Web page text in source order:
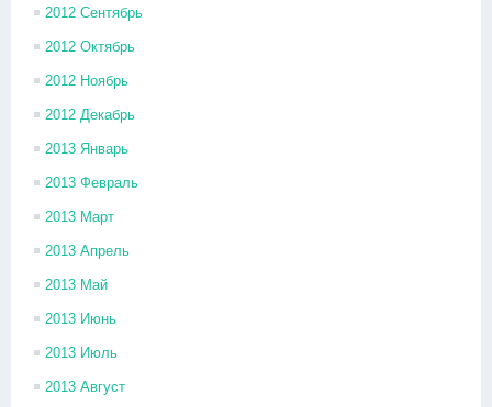
2012 Сентябрь
2012 Октябрь
2012 Ноябрь
2012 Декабрь
2013 Январь
2013 Февраль
2013 Март
2013 Апрель
2013 Май
2013 Июнь
2013 Июль
2013 Август